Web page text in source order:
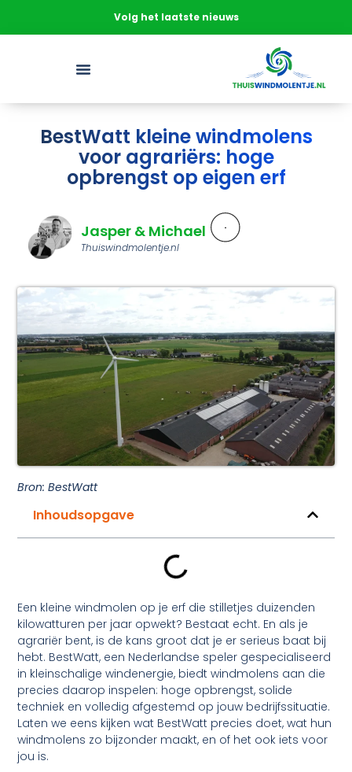
Volg het laatste nieuws
BestWatt kleine windmolens
voor agrariërs: hoge
opbrengst op eigen erf
Jasper & Michael
Thuiswindmolentje.nl
Bron: BestWatt
Inhoudsopgave
Een kleine windmolen op je erf die stilletjes duizenden
kilowatturen per jaar opwekt? Bestaat echt. En als je
agrariër bent, is de kans groot dat je er serieus baat bij
hebt. BestWatt, een Nederlandse speler gespecialiseerd
in kleinschalige windenergie, biedt windmolens aan die
precies daarop inspelen: hoge opbrengst, solide
techniek en volledig afgestemd op jouw bedrijfssituatie.
Laten we eens kijken wat BestWatt precies doet, wat hun
windmolens zo bijzonder maakt, en of het ook iets voor
jou is.